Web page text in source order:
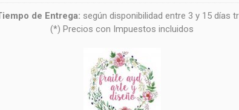
de Entrega: según disponibilidad entre 3 y 15 días
(*) Precios con Impuestos incluidos